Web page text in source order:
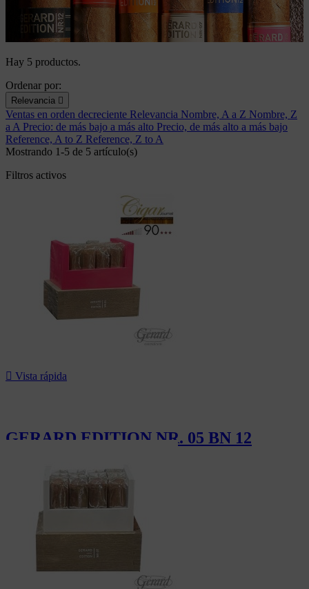
Hay 5 productos.
Ordenar por:
Relevancia 
Ventas en orden decreciente Relevancia Nombre, A a Z Nombre, Z
a A Precio: de más bajo a más alto Precio, de más alto a más bajo
Reference, A to Z Reference, Z to A
Mostrando 1-5 de 5 artículo(s)
Filtros activos
 Vista rápida
GERARD EDITION NR. 05 BN 12